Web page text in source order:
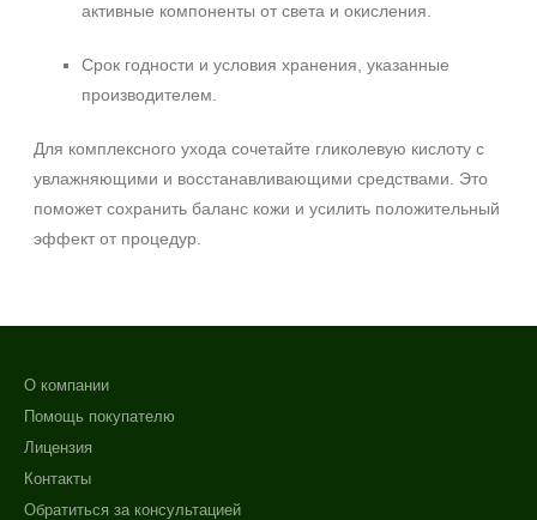
активные компоненты от света и окисления.
Срок годности и условия хранения, указанные
производителем.
Для комплексного ухода сочетайте гликолевую кислоту с
увлажняющими и восстанавливающими средствами. Это
поможет сохранить баланс кожи и усилить положительный
эффект от процедур.
О компании
Помощь покупателю
Лицензия
Контакты
Обратиться за консультацией